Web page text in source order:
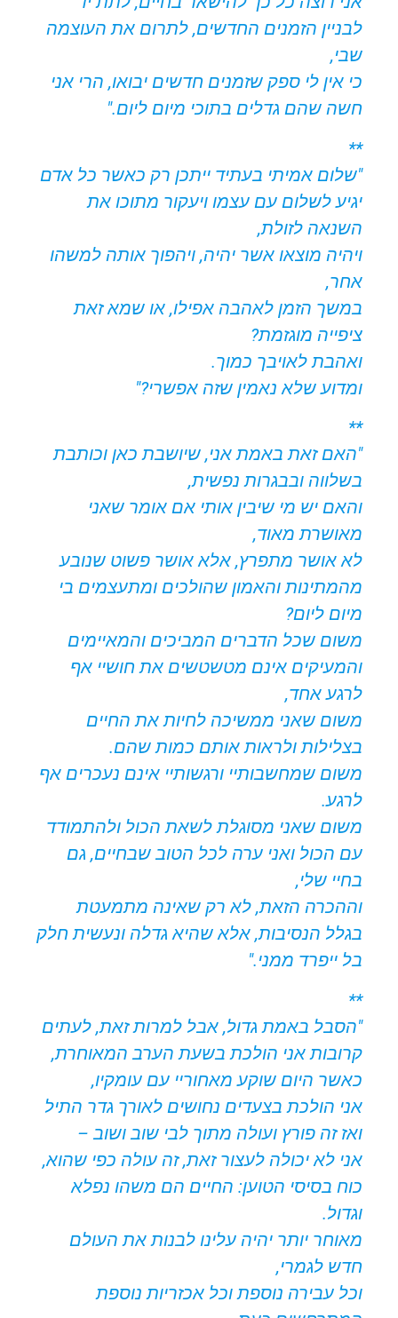
לבניין הזמנים החדשים, לתרום את העוצמה
שבי,
כי אין לי ספק שזמנים חדשים יבואו, הרי אני
חשה שהם גדלים בתוכי מיום ליום."
**
"שלום אמיתי בעתיד ייתכן רק כאשר כל אדם
יגיע לשלום עם עצמו ויעקור מתוכו את
השנאה לזולת,
ויהיה מוצאו אשר יהיה, ויהפוך אותה למשהו
אחר,
במשך הזמן לאהבה אפילו, או שמא זאת
ציפייה מוגזמת?
ואהבת לאויבך כמוך.
ומדוע שלא נאמין שזה אפשרי?"
**
"האם זאת באמת אני, שיושבת כאן וכותבת
בשלווה ובבגרות נפשית,
והאם יש מי שיבין אותי אם אומר שאני
מאושרת מאוד,
לא אושר מתפרץ, אלא אושר פשוט שנובע
מהמתינות והאמון שהולכים ומתעצמים בי
מיום ליום?
משום שכל הדברים המביכים והמאיימים
והמעיקים אינם מטשטשים את חושיי אף
לרגע אחד,
משום שאני ממשיכה לחיות את החיים
בצלילות ולראות אותם כמות שהם.
משום שמחשבותיי ורגשותיי אינם נעכרים אף
לרגע.
משום שאני מסוגלת לשאת הכול ולהתמודד
עם הכול ואני ערה לכל הטוב שבחיים, גם
בחיי שלי,
וההכרה הזאת, לא רק שאינה מתמעטת
בגלל הנסיבות, אלא שהיא גדלה ונעשית חלק
בל ייפרד ממני."
**
"הסבל באמת גדול, אבל למרות זאת, לעתים
קרובות אני הולכת בשעת הערב המאוחרת,
כאשר היום שוקע מאחוריי עם עומקיו,
אני הולכת בצעדים נחושים לאורך גדר התיל
ואז זה פורץ ועולה מתוך לבי שוב ושוב –
אני לא יכולה לעצור זאת, זה עולה כפי שהוא,
כוח בסיסי הטוען: החיים הם משהו נפלא
וגדול.
מאוחר יותר יהיה עלינו לבנות את העולם
חדש לגמרי,
וכל עבירה נוספת וכל אכזריות נוספת